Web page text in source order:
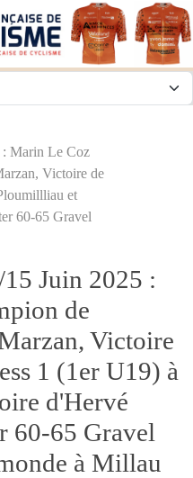
: Marin Le Coz
Victoire de
et
60-65 Gravel
Juin 2025 :
de
Victoire
1 (1er U19) à
d'Hervé
60-65 Gravel
à Millau